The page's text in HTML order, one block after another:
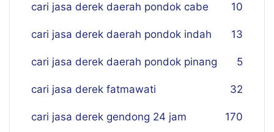
cari jasa derek daerah pondok cabe 10
cari jasa derek daerah pondok indah 13
cari jasa derek daerah pondok pinang 5
cari jasa derek fatmawati 32
cari jasa derek gendong 24 jam 170